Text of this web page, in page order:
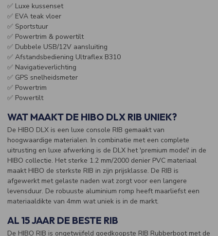
✅ Luxe kussenset
✅ EVA teak vloer
✅ Sportstuur
✅ Powertrim & powertilt
✅ Dubbele USB/12V aansluiting
✅ Afstandsbediening Ultraflex B310
✅ Navigatieverlichting
✅ GPS snelheidsmeter
✅ Powertrim
✅ Powertilt
WAT MAAKT DE HIBO DLX RIB UNIEK?
De HIBO DLX is een luxe console RIB gemaakt van
hoogwaardige materialen. In combinatie met een complete
uitrusting en luxe afwerking is de DLX het 'premium model' in de
HIBO collectie. Het sterke 1.2 mm/2000 denier PVC materiaal
maakt HIBO de sterkste RIB in zijn prijsklasse. De RIB is
afgewerkt met gelaste naden wat zorgt voor een langere
levensduur. De robuuste aluminium romp heeft maarliefst een
materiaaldikte van 4mm wat uniek is in de markt.
AL 15 JAAR DE BESTE RIB
De HIBO RIB is ongetwijfeld goedkoopste RIB Rubberboot met de